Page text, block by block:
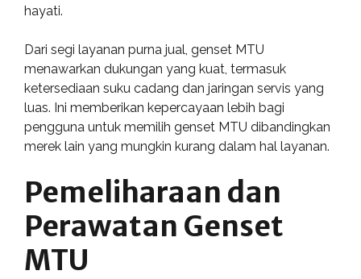
hayati.
Dari segi layanan purna jual, genset MTU
menawarkan dukungan yang kuat, termasuk
ketersediaan suku cadang dan jaringan servis yang
luas. Ini memberikan kepercayaan lebih bagi
pengguna untuk memilih genset MTU dibandingkan
merek lain yang mungkin kurang dalam hal layanan.
Pemeliharaan dan
Perawatan Genset
MTU